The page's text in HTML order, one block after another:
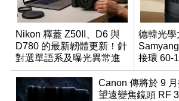
Nikon 釋蓋 Z50II、D6 與
D780 的最新韌體更新！針
對選單語系及曝光異常進
行修復
德韓光學
接環 60-
變焦鏡
Canon 傳將於 9
望遠變焦鏡頭 RF